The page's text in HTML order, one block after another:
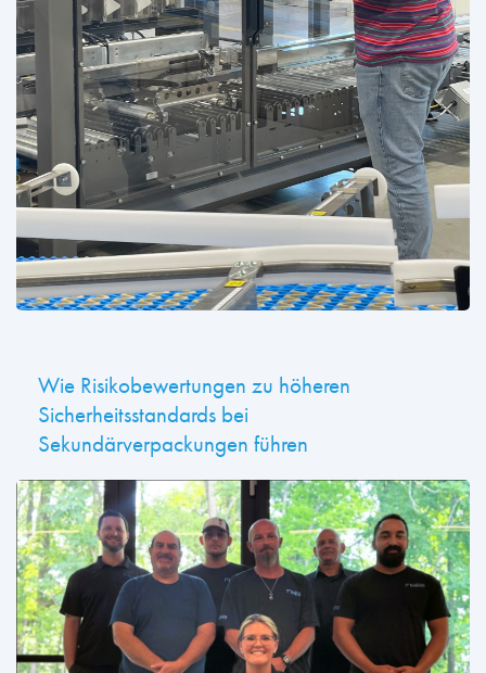
Wie Risikobewertungen zu höheren
Sicherheitsstandards bei
Sekundärverpackungen führen